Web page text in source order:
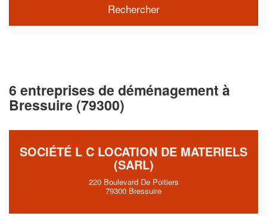
6 entreprises de déménagement à
Bressuire (79300)
SOCIÉTÉ L C LOCATION DE MATERIELS
(SARL)
220 Boulevard De Poitiers
79300 Bressuire